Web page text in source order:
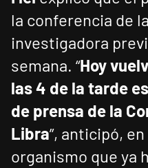
la conferencia de
investigadora
semana. “Hoy
las 4 de la tarde
de prensa de la
Libra”, anticipó,
organismo que ya